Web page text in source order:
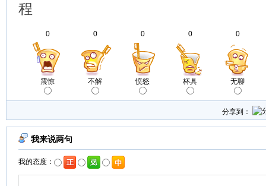
程
0
震惊
0
不解
0
愤怒
0
杯具
0
无聊
分享到：